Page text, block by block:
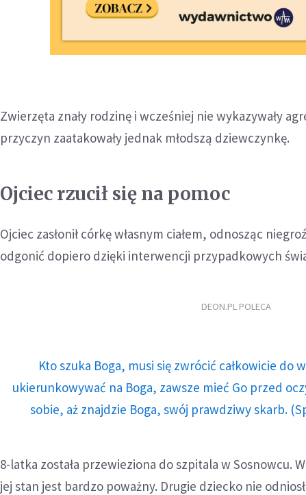
Zwierzęta znały rodzinę i wcześniej nie wykazywały
przyczyn zaatakowały jednak młodszą dziewczynkę.
Ojciec rzucił się na pomoc
Ojciec zasłonił córkę własnym ciałem, odnosząc
odgonić dopiero dzięki interwencji przypadkowych
DEON.PL POLECA
Kto szuka Boga, musi się zwrócić całkowicie do
ukierunkowywać na Boga, zawsze mieć Go przed
sobie, aż znajdzie Boga, swój prawdziwy skarb.
8-latka została przewieziona do szpitala w Sosnowcu.
jej stan jest bardzo poważny. Drugie dziecko nie